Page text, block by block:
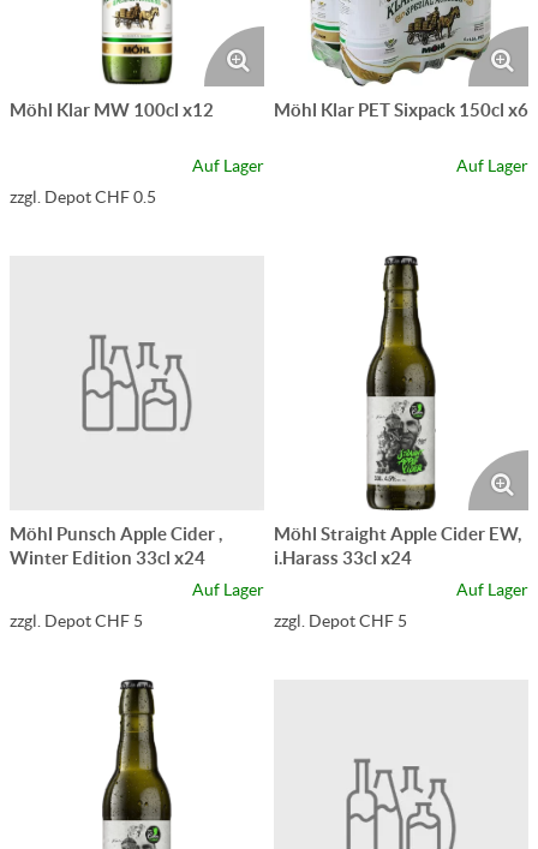
Möhl Klar MW 100cl x12
Auf Lager
zzgl. Depot CHF 0.5
Möhl Klar PET Sixpack 150cl x6
Auf Lager
Möhl Punsch Apple Cider ,
Winter Edition 33cl x24
Auf Lager
zzgl. Depot CHF 5
Möhl Straight Apple Cider EW,
i.Harass 33cl x24
Auf Lager
zzgl. Depot CHF 5